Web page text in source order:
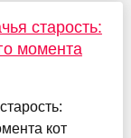
старость:
момента
кот